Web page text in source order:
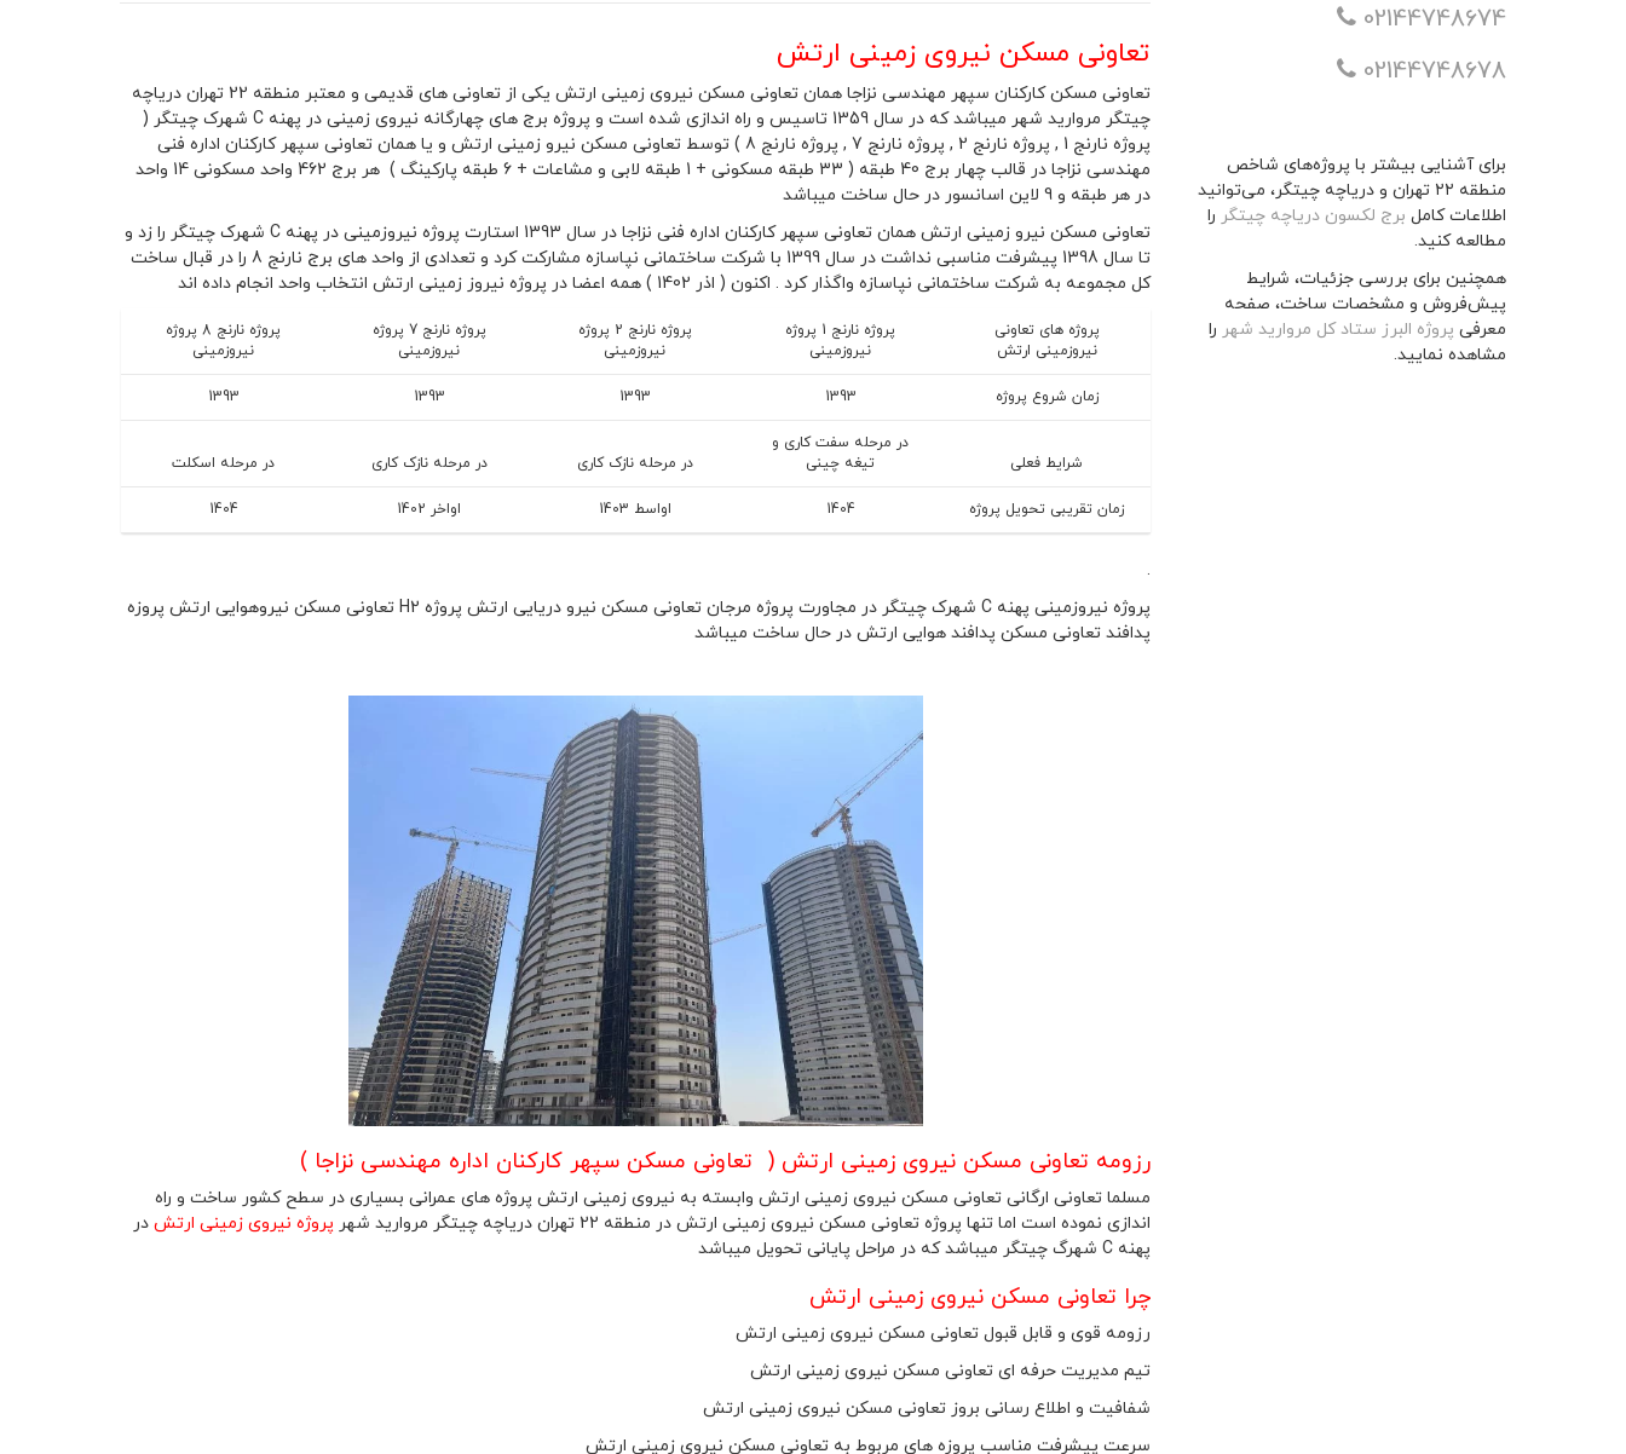
02144748674
02144748678
برای آشنایی بیشتر با پروژه‌های شاخص
منطقه ۲۲ تهران و دریاچه چیتگر، می‌توانید
اطلاعات کامل برج لکسون دریاچه چیتگر را
مطالعه کنید.
همچنین برای بررسی جزئیات، شرایط
پیش‌فروش و مشخصات ساخت، صفحه
معرفی پروژه البرز ستاد کل مروارید شهر را
مشاهده نمایید.
تعاونی مسکن نیروی زمینی ارتش
تعاونی مسکن کارکنان سپهر مهندسی نزاجا همان تعاونی مسکن نیروی زمینی ارتش یکی از تعاونی های قدیمی و معتبر منطقه 22 تهران دریاچه
چیتگر مروارید شهر میباشد که در سال 1359 تاسیس و راه اندازی شده است و پروژه برج های چهارگانه نیروی زمینی در پهنه C شهرک چیتگر (
پروژه نارنج 1 , پروژه نارنج 2 , پروژه نارنج 7 , پروژه نارنج 8 ) توسط تعاونی مسکن نیرو زمینی ارتش و یا همان تعاونی سپهر کارکنان اداره فنی
مهندسی نزاجا در قالب چهار برج 40 طبقه ( 33 طبقه مسکونی + 1 طبقه لابی و مشاعات + 6 طبقه پارکینگ ) هر برج 462 واحد مسکونی 14 واحد
در هر طبقه و 9 لاین اسانسور در حال ساخت میباشد
تعاونی مسکن نیرو زمینی ارتش همان تعاونی سپهر کارکنان اداره فنی نزاجا در سال 1393 استارت پروژه نیروزمینی در پهنه C شهرک چیتگر را زد و
تا سال 1398 پیشرفت مناسبی نداشت در سال 1399 با شرکت ساختمانی نپاسازه مشارکت کرد و تعدادی از واحد های برج نارنج 8 را در قبال ساخت
کل مجموعه به شرکت ساختمانی نپاسازه واگذار کرد . اکنون ( اذر 1402 ) همه اعضا در پروژه نیروز زمینی ارتش انتخاب واحد انجام داده اند
پروژه های تعاونی
نیروزمینی ارتش
پروژه نارنج 1 پروژه
نیروزمینی
پروژه نارنج 2 پروژه
نیروزمینی
پروژه نارنج 7 پروژه
نیروزمینی
پروژه نارنج 8 پروژه
نیروزمینی
زمان شروع پروژه 1393
1393
1393
1393
شرایط فعلی
در مرحله سفت کاری و
تیغه چینی
در مرحله نازک کاری در مرحله نازک کاری در مرحله اسکلت
زمان تقریبی تحویل پروژه 1404 اواسط 1403 اواخر 1402 1404
.
پروژه نیروزمینی پهنه C شهرک چیتگر در مجاورت پروژه مرجان تعاونی مسکن نیرو دریایی ارتش پروژه H2 تعاونی مسکن نیروهوایی ارتش پروزه
پدافند تعاونی مسکن پدافند هوایی ارتش در حال ساخت میباشد
رزومه تعاونی مسکن نیروی زمینی ارتش ( تعاونی مسکن سپهر کارکنان اداره مهندسی نزاجا )
مسلما تعاونی ارگانی تعاونی مسکن نیروی زمینی ارتش وابسته به نیروی زمینی ارتش پروژه های عمرانی بسیاری در سطح کشور ساخت و راه
اندازی نموده است اما تنها پروژه تعاونی مسکن نیروی زمینی ارتش در منطقه 22 تهران دریاچه چیتگر مروارید شهر
پروژه نیروی زمینی ارتش در
پهنه C شهرگ چیتگر میباشد که در مراحل پایانی تحویل میباشد
چرا تعاونی مسکن نیروی زمینی ارتش
رزومه قوی و قابل قبول تعاونی مسکن نیروی زمینی ارتش
تیم مدیریت حرفه ای تعاونی مسکن نیروی زمینی ارتش
شفافیت و اطلاع رسانی بروز تعاونی مسکن نیروی زمینی ارتش
سرعت پیشرفت مناسب پروزه های مربوط به تعاونی مسکن نیروی زمینی ارتش